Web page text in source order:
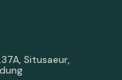
Situsaeur,